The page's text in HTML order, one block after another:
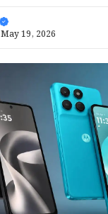
May 19, 2026